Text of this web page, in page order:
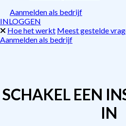
Aanmelden als bedrijf
INLOGGEN
Hoe het werkt Meest gestelde
Aanmelden als bedrijf
SCHAKEL EEN
IN